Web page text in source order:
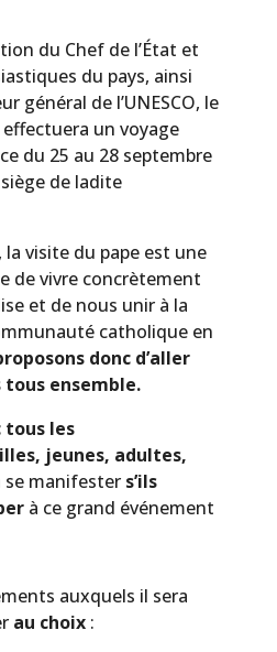
du Chef de l’État et
du pays, ainsi
général de l’UNESCO, le
un voyage
du 25 au 28 septembre
de ladite
visite du pape est une
de vivre concrètement
et de nous unir à la
catholique en
donc d’aller
tous ensemble.
tous les
jeunes, adultes,
manifester s’ils
à ce grand événement
auxquels il sera
au choix: